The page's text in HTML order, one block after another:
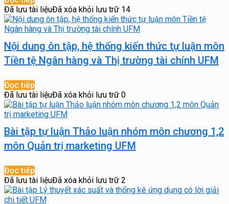
Đã lưu tài liệuĐã xóa khỏi lưu trữ 14
Nội dung ôn tập, hệ thống kiến thức tự luận môn
Tiền tệ Ngân hàng và Thị trường tài chính UFM
Đọc tiếp
Đã lưu tài liệuĐã xóa khỏi lưu trữ 0
Bài tập tự luận Thảo luận nhóm môn chương 1,2
môn Quản trị marketing UFM
Đọc tiếp
Đã lưu tài liệuĐã xóa khỏi lưu trữ 2